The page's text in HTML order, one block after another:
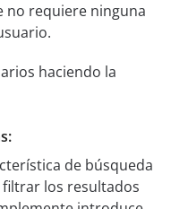
no requiere ninguna
haciendo la
de búsqueda
los resultados